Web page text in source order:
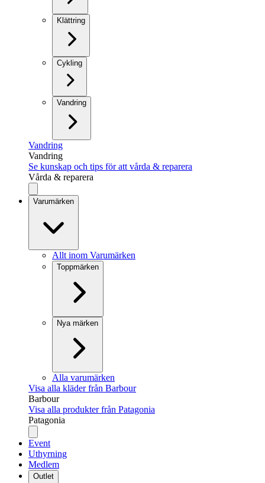
Klättring
Cykling
Vandring
Vandring
Vandring
Se kunskap och tips för att vårda & reparera
Vårda & reparera
Varumärken
Allt inom Varumärken
Toppmärken
Nya märken
Alla varumärken
Visa alla kläder från Barbour
Barbour
Visa alla produkter från Patagonia
Patagonia
Event
Uthyrning
Medlem
Outlet